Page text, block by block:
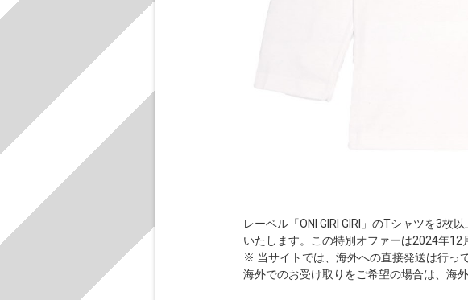
レーベル「ONI GIRI GIRI」のTシャツを3枚
いたします。この特別オファーは2024年12
※ 当サイトでは、海外への直接発送は行っ
海外でのお受け取りをご希望の場合は、海